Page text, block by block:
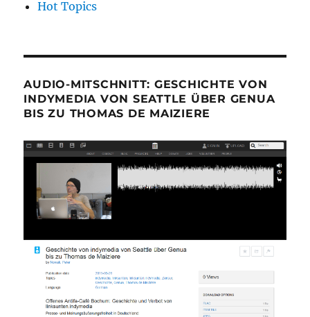
Hot Topics
AUDIO-MITSCHNITT: GESCHICHTE VON
INDYMEDIA VON SEATTLE ÜBER GENUA
BIS ZU THOMAS DE MAIZIERE